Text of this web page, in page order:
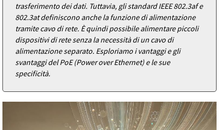
trasferimento dei dati. Tuttavia, gli standard IEEE 802.3af e
802.3at definiscono anche la funzione di alimentazione
tramite cavo di rete. È quindi possibile alimentare piccoli
dispositivi di rete senza la necessità di un cavo di
alimentazione separato. Esploriamo i vantaggi e gli
svantaggi del PoE (Power over Ethernet) e le sue
specificità.